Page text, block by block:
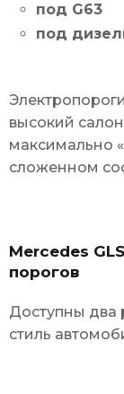
под G63
под
высокий
максимально
сложенном
Mercedes
порогов
Доступны два
стиль